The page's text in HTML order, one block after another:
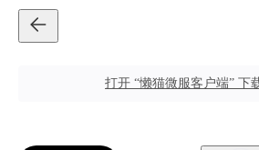
打开 “懒猫微服客户端” 下